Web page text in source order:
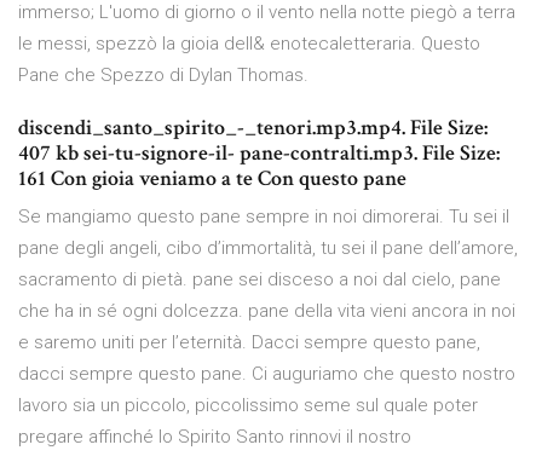
immerso; L'uomo di giorno o il vento nella notte piegò a terra
le messi, spezzò la gioia dell& enotecaletteraria. Questo
Pane che Spezzo di Dylan Thomas.
discendi_santo_spirito_-_tenori.mp3.mp4. File Size:
407 kb sei-tu-signore-il- pane-contralti.mp3. File Size:
161 Con gioia veniamo a te Con questo pane
Se mangiamo questo pane sempre in noi dimorerai. Tu sei il
pane degli angeli, cibo d’immortalità, tu sei il pane dell’amore,
sacramento di pietà. pane sei disceso a noi dal cielo, pane
che ha in sé ogni dolcezza. pane della vita vieni ancora in noi
e saremo uniti per l’eternità. Dacci sempre questo pane,
dacci sempre questo pane. Ci auguriamo che questo nostro
lavoro sia un piccolo, piccolissimo seme sul quale poter
pregare affinché lo Spirito Santo rinnovi il nostro